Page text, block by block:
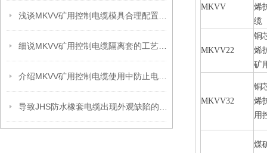
MKVV
烯
缆
MKVV22
铜
烯
矿
MKVV32
铜
烯
用
煤